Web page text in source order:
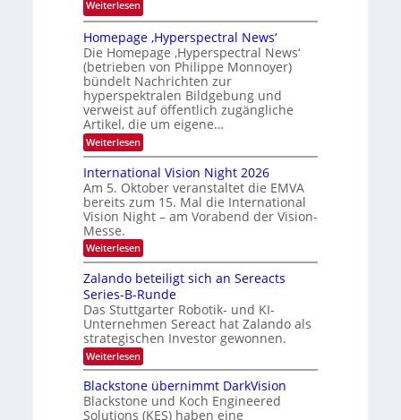
a
l
l
S
c
h
u
h
k
a
r
t
o
n
Weiterlesen:
E
M
V
A
-
M
i
t
g
l
i
e
d
e
r
s
t
a
n
d
a
f
d
Homepage ‚Hyperspectral News‘
Die Homepage ‚Hyperspectral News‘
(betrieben von Philippe Monnoyer)
bündelt Nachrichten zur
hyperspektralen Bildgebung und
verweist auf öffentlich zugängliche
Artikel, die um eigene…
Weiterlesen:
H
m
e
p
a
e
‚
H
y
p
r
s
p
e
c
r
a
International Vision Night 2026
Am 5. Oktober veranstaltet die EMVA
bereits zum 15. Mal die International
Vision Night – am Vorabend der Vision-
Messe.
Weiterlesen:
I
t
e
r
n
a
t
i
o
n
a
l
Zalando beteiligt sich an Sereacts
Series-B-Runde
Das Stuttgarter Robotik- und KI-
Unternehmen Sereact hat Zalando als
strategischen Investor gewonnen.
Weiterlesen:
Z
l
a
Blackstone übernimmt DarkVision
Blackstone und Koch Engineered
Solutions (KES) haben eine